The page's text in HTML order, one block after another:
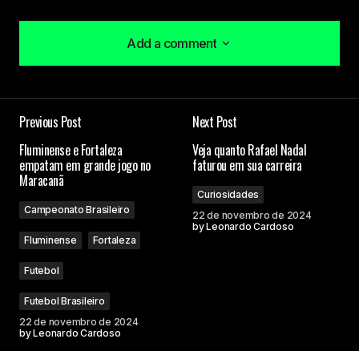
Add a comment
Add a comment
Campos obrigatórios são marcados com*
Your Name
Previous Post
Fluminense e Fortaleza
empatam em grande jogo no
Maracanã
Campeonato Brasileiro
Fluminense Fortaleza
Futebol
Futebol Brasileiro
22 de novembro de 2024
byLeonardo Cardoso
Next Post
Veja quanto Rafael Nadal
faturou em sua carreira
Curiosidades
22 de novembro de 2024
byLeonardo Cardoso